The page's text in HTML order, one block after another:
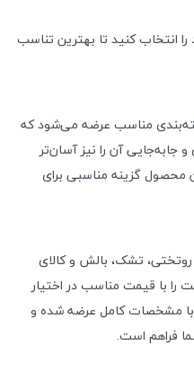
انتخاب کنید تا بهترین تناسب
مناسب عرضه می‌شود که
جابه‌جایی آن را نیز آسان‌تر
محصول گزینه مناسبی برای
روتختی، تشک، بالش و کالای
با قیمت مناسب در اختیار
با مشخصات کامل عرضه شده و
فراهم است.